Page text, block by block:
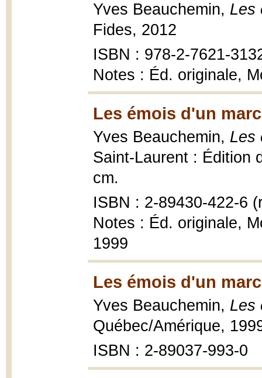
Yves Beauchemin, Les
Fides, 2012
ISBN : 978-2-7621-
Notes : Éd. originale,
Les émois d'un
Yves Beauchemin, Les
Saint-Laurent : Édition
cm.
ISBN : 2-89430-422-6
Notes : Éd. originale,
1999
Les émois d'un
Yves Beauchemin, Les
Québec/Amérique,
ISBN : 2-89037-993-0